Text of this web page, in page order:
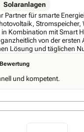
Solaranlagen
Partner für smarte
Stromspeicher,
Kombination mit Smart
von der ersten
Lösung und täglichen
Qualität mit
eine Lösung, die langfristig
Bedürfnisse abgestimmt ist. So
Nummer-1-
erhalten einen festen
Home aus einer Hand,
und kompetent.